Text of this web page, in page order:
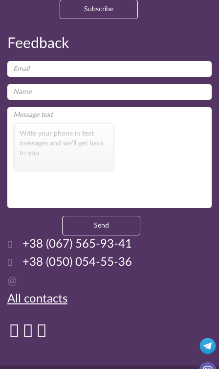
Subscribe
Feedback
Write your phone in text
messages and we'll get back
to you
Send
+38 (067) 565-93-41
+38 (050) 054-55-36
@
All contacts